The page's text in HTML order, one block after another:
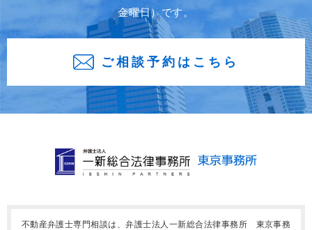
金曜日）です。
ご相談予約はこちら
不動産弁護士専門相談は、弁護士法人一新総合法律事務所 東京事務